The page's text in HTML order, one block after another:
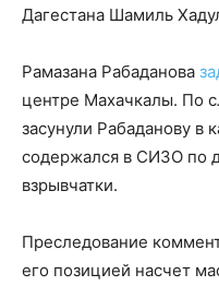
Дагестана Шамиль
Рамазана Рабаданова
центре Махачкалы. По
засунули Рабаданову в
содержался в СИЗО по
взрывчатки.
Преследование
его позицией насчет